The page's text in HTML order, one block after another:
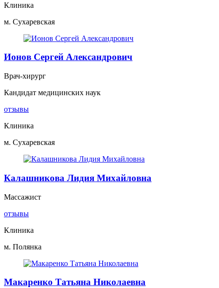
Клиника
м. Сухаревская
Ионов Сергей Александрович
Врач-хирург
Кандидат медицинских наук
отзывы
Клиника
м. Сухаревская
Калашникова Лидия Михайловна
Массажист
отзывы
Клиника
м. Полянка
Макаренко Татьяна Николаевна